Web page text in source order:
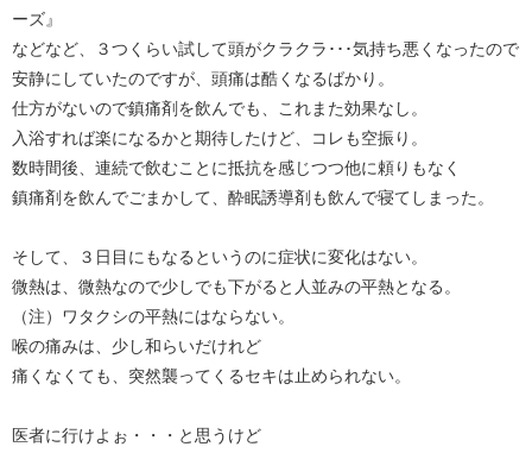
ーズ』
などなど、３つくらい試して頭がクラクラ･･･気持ち悪くなったので
安静にしていたのですが、頭痛は酷くなるばかり。
仕方がないので鎮痛剤を飲んでも、これまた効果なし。
入浴すれば楽になるかと期待したけど、コレも空振り。
数時間後、連続で飲むことに抵抗を感じつつ他に頼りもなく
鎮痛剤を飲んでごまかして、酔眠誘導剤も飲んで寝てしまった。
そして、３日目にもなるというのに症状に変化はない。
微熱は、微熱なので少しでも下がると人並みの平熱となる。
（注）ワタクシの平熱にはならない。
喉の痛みは、少し和らいだけれど
痛くなくても、突然襲ってくるセキは止められない。
医者に行けよぉ・・・と思うけど